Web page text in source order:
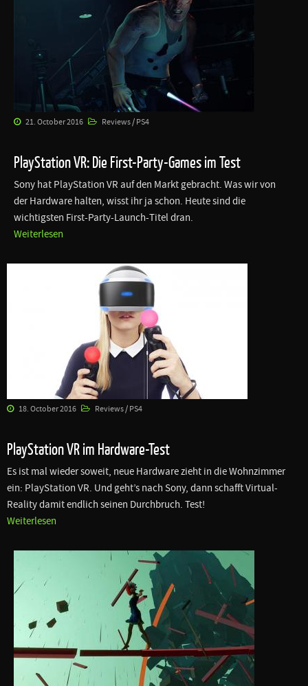
21. October 2016 Reviews / PS4
PlayStation VR: Die First-Party-Games im Test
Sony hat PlayStation VR auf den Markt gebracht. Was wir von
der Hardware halten, wisst ihr ja schon. Heute sind die
wichtigsten First-Party-Launch-Titel dran.
Weiterlesen
18. October 2016 Reviews / PS4
PlayStation VR im Hardware-Test
Es ist mal wieder soweit, neue Hardware zieht in die Wohnzimmer
ein: PlayStation VR. Und geht’s nach Sony, dann schafft Virtual-
Reality damit endlich seinen Durchbruch. Test!
Weiterlesen